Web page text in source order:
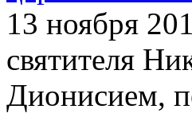
13 ноября
святителя
Дионисием,